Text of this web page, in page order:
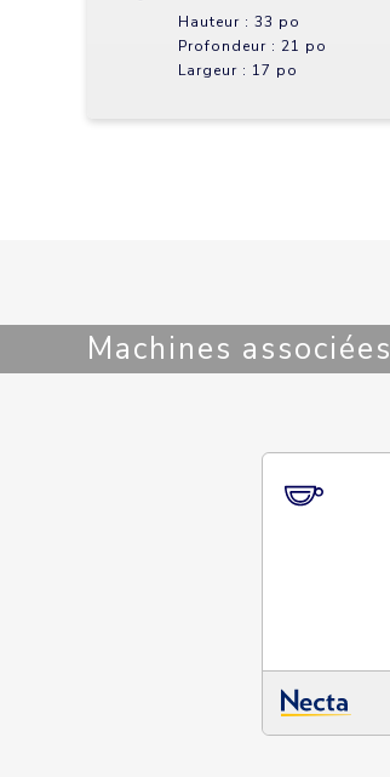
Hauteur : 33 po
Profondeur : 21 po
Largeur : 17 po
Machines associées